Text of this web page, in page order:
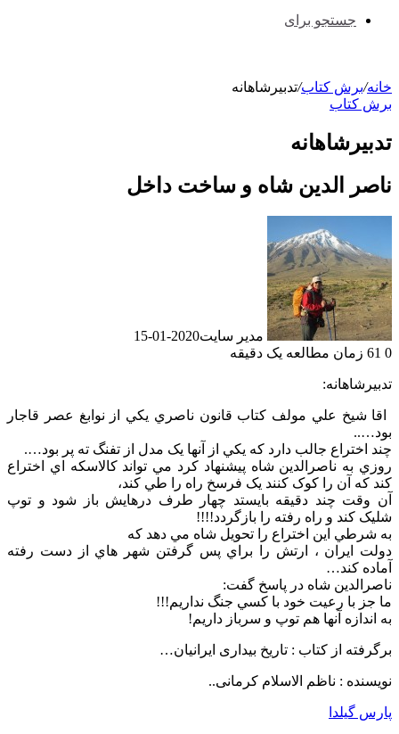
جستجو برای
خانه/برش کتاب/تدبیرشاهانه
برش کتاب
تدبیرشاهانه
ناصر الدین شاه و ساخت داخل
مدیر سایت2020-01-15
0
زمان مطالعه یک دقیقه
تدبیرشاهانه:
‍ اقا شيخ علي مولف کتاب قانون ناصري يکي از نوابغ عصر قاجار
بود…..
چند اختراع جالب دارد که يکي از آنها يک مدل از تفنگ ته پر بود….
روزي به ناصرالدين شاه پيشنهاد کرد مي تواند کالاسکه اي اختراع
کند که آن را کوک کنند يک فرسخ راه را طي کند،
آن وقت چند دقيقه بايستد چهار طرف درهايش باز شود و توپ
شليک کند و راه رفته را بازگردد!!!!
به شرطي اين اختراع را تحويل شاه مي دهد که
دولت ايران ، ارتش را براي پس گرفتن شهر هاي از دست رفته
آماده کند…
ناصرالدين شاه در پاسخ گفت:
ما جز با رعيت خود با کسي جنگ نداريم!!!
به اندازه آنها هم توپ و سرباز داريم!
برگرفته از کتاب : تاریخ بیداری ایرانیان…
نویسنده : ناظم الاسلام کرمانی..
پارس گیلدا